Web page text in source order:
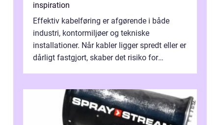
inspiration
Effektiv kabelføring er afgørende i både
industri, kontormiljøer og tekniske
installationer. Når kabler ligger spredt eller er
dårligt fastgjort, skaber det risiko for